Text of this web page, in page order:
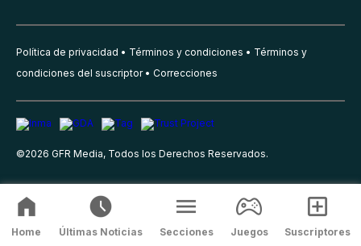
Política de privacidad Términos y condiciones
Términos y
condiciones del suscriptor
Correcciones
©2026 GFR Media, Todos los Derechos Reservados.
Home Últimas Noticias Secciones Juegos Suscriptores